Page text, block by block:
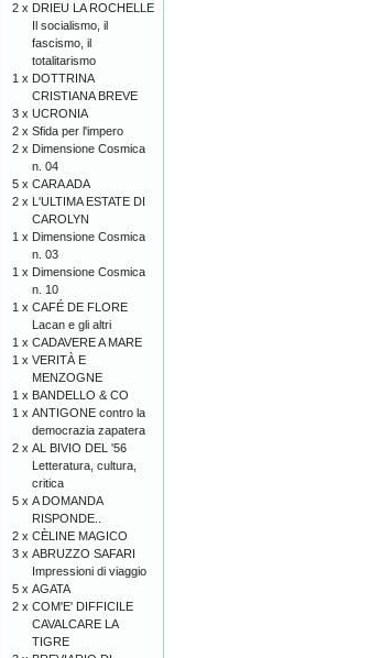
2 x DRIEU LA ROCHELLE
Il socialismo, il
fascismo, il
totalitarismo
1 x DOTTRINA
CRISTIANA BREVE
3 x UCRONIA
2 x Sfida per l'impero
2 x Dimensione Cosmica
n. 04
5 x CARA ADA
2 x L'ULTIMA ESTATE DI
CAROLYN
1 x Dimensione Cosmica
n. 03
1 x Dimensione Cosmica
n. 10
1 x CAFÉ DE FLORE
Lacan e gli altri
1 x CADAVERE A MARE
1 x VERITÀ E
MENZOGNE
1 x BANDELLO & CO
1 x ANTIGONE contro la
democrazia zapatera
2 x AL BIVIO DEL '56
Letteratura, cultura,
critica
5 x A DOMANDA
RISPONDE..
2 x CÈLINE MAGICO
3 x ABRUZZO SAFARI
Impressioni di viaggio
5 x AGATA
2 x COM'E' DIFFICILE
CAVALCARE LA
TIGRE